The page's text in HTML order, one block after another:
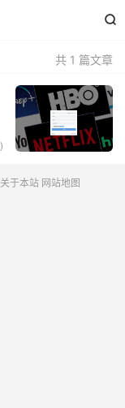

共 1 篇文章
)
关于本站 网站地图